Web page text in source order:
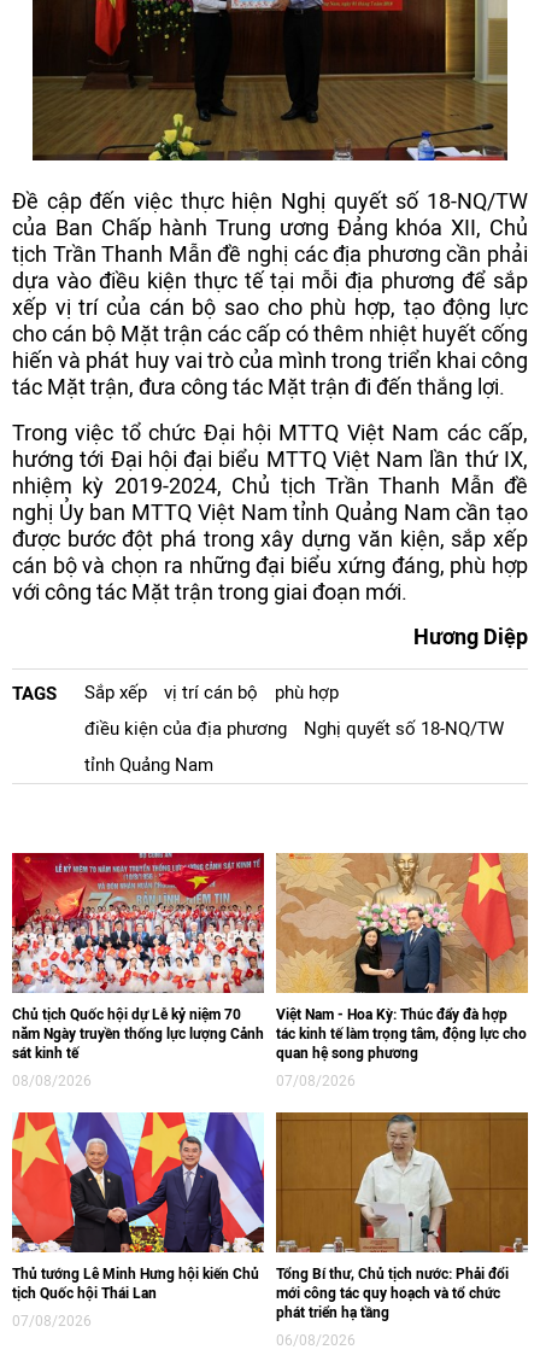
Đề cập đến việc thực hiện Nghị quyết số 18-NQ/TW
của Ban Chấp hành Trung ương Đảng khóa XII, Chủ
tịch Trần Thanh Mẫn đề nghị các địa phương cần phải
dựa vào điều kiện thực tế tại mỗi địa phương để sắp
xếp vị trí của cán bộ sao cho phù hợp, tạo động lực
cho cán bộ Mặt trận các cấp có thêm nhiệt huyết cống
hiến và phát huy vai trò của mình trong triển khai công
tác Mặt trận, đưa công tác Mặt trận đi đến thắng lợi.
Trong việc tổ chức Đại hội MTTQ Việt Nam các cấp,
hướng tới Đại hội đại biểu MTTQ Việt Nam lần thứ IX,
nhiệm kỳ 2019-2024, Chủ tịch Trần Thanh Mẫn đề
nghị Ủy ban MTTQ Việt Nam tỉnh Quảng Nam cần tạo
được bước đột phá trong xây dựng văn kiện, sắp xếp
cán bộ và chọn ra những đại biểu xứng đáng, phù hợp
với công tác Mặt trận trong giai đoạn mới.
Hương Diệp
TAGS Sắp xếp vị trí cán bộ
phù hợp
điều kiện của địa phương
Nghị quyết số 18-NQ/TW
tỉnh Quảng Nam
Chủ tịch Quốc hội dự Lễ kỷ niệm 70
năm Ngày truyền thống lực lượng Cảnh
sát kinh tế
08/08/2026
Việt Nam - Hoa Kỳ: Thúc đẩy đà hợp
tác kinh tế làm trọng tâm, động lực cho
quan hệ song phương
07/08/2026
Thủ tướng Lê Minh Hưng hội kiến Chủ
tịch Quốc hội Thái Lan
07/08/2026
Tổng Bí thư, Chủ tịch nước: Phải đổi
mới công tác quy hoạch và tổ chức
phát triển hạ tầng
06/08/2026